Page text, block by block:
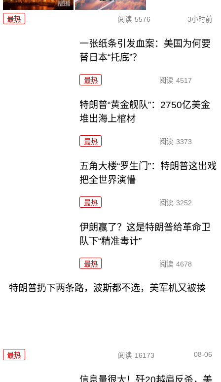
最热 阅读 5576 3小时前
一张纸条引发血案：美国为何要
替日本“托底”？
最热 阅读 4517
特朗普“黄金舰队”：2750亿美金
堆出海上棺材
最热 阅读 3373
五角大楼“罗生门”：特朗普这出戏
把全世界演懵
最热 阅读 3252
伊朗赢了？这是特朗普给革命卫
队下“精准毒计”
最热 阅读 4678
特朗普扔下两条路，波斯都不选，美军机又被揍
最热 阅读 16173 08-06
信息量很大！歼20越肩反杀，美